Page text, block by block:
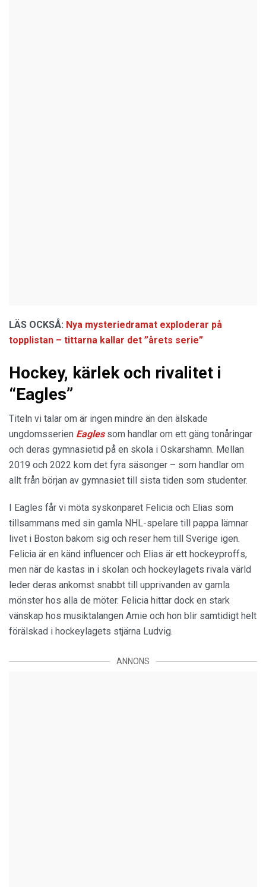
LÄS OCKSÅ: Nya mysteriedramat exploderar på
topplistan – tittarna kallar det ”årets serie”
Hockey, kärlek och rivalitet i
“Eagles”
Titeln vi talar om är ingen mindre än den älskade
ungdomsserien Eaglessom handlar om ett gäng tonåringar
och deras gymnasietid på en skola i Oskarshamn. Mellan
2019 och 2022 kom det fyra säsonger – som handlar om
allt från början av gymnasiet till sista tiden som studenter.
I Eagles får vi möta syskonparet Felicia och Elias som
tillsammans med sin gamla NHL-spelare till pappa lämnar
livet i Boston bakom sig och reser hem till Sverige igen.
Felicia är en känd influencer och Elias är ett hockeyproffs,
men när de kastas in i skolan och hockeylagets rivala värld
leder deras ankomst snabbt till upprivanden av gamla
mönster hos alla de möter. Felicia hittar dock en stark
vänskap hos musiktalangen Amie och hon blir samtidigt helt
förälskad i hockeylagets stjärna Ludvig.
ANNONS